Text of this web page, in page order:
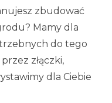
zbudować
Mamy dla
do tego
złączki,
dla Ciebie